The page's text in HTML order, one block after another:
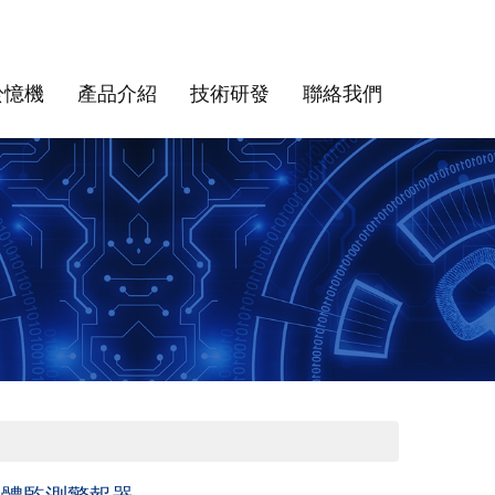
憶機 產品介紹 技術研發 聯絡我們